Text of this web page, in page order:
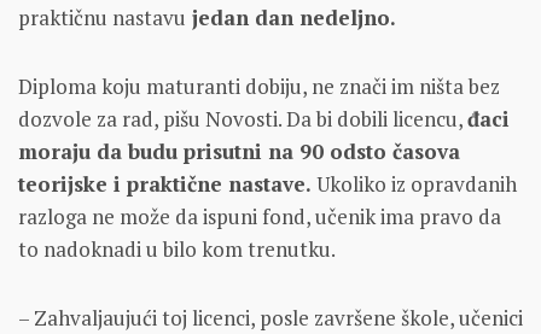
praktičnu nastavu jedan dan nedeljno.
Diploma koju maturanti dobiju, ne znači im ništa bez
dozvole za rad, pišu Novosti. Da bi dobili licencu,đaci
moraju da budu prisutni na 90 odsto časova
teorijske i praktične nastave. Ukoliko iz opravdanih
razloga ne može da ispuni fond, učenik ima pravo da
to nadoknadi u bilo kom trenutku.
– Zahvaljaujući toj licenci, posle završene škole, učenici